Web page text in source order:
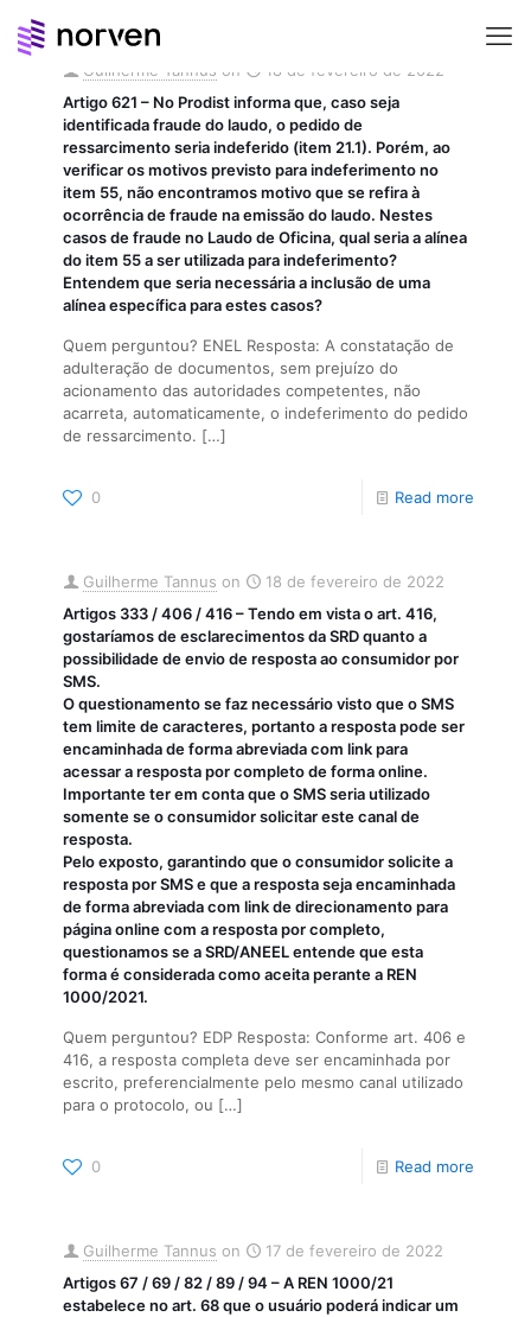
Guilherme Tannus on
18 de fevereiro de 2022
Artigo 621 – No Prodist informa que, caso seja
identificada fraude do laudo, o pedido de
ressarcimento seria indeferido (item 21.1). Porém, ao
verificar os motivos previsto para indeferimento no
item 55, não encontramos motivo que se refira à
ocorrência de fraude na emissão do laudo. Nestes
casos de fraude no Laudo de Oficina, qual seria a alínea
do item 55 a ser utilizada para indeferimento?
Entendem que seria necessária a inclusão de uma
alínea específica para estes casos?
Quem perguntou? ENEL Resposta: A constatação de
adulteração de documentos, sem prejuízo do
acionamento das autoridades competentes, não
acarreta, automaticamente, o indeferimento do pedido
de ressarcimento. […]
0 Read more
Guilherme Tannus on
18 de fevereiro de 2022
Artigos 333 / 406 / 416 – Tendo em vista o art. 416,
gostaríamos de esclarecimentos da SRD quanto a
possibilidade de envio de resposta ao consumidor por
SMS.
O questionamento se faz necessário visto que o SMS
tem limite de caracteres, portanto a resposta pode ser
encaminhada de forma abreviada com link para
acessar a resposta por completo de forma online.
Importante ter em conta que o SMS seria utilizado
somente se o consumidor solicitar este canal de
resposta.
Pelo exposto, garantindo que o consumidor solicite a
resposta por SMS e que a resposta seja encaminhada
de forma abreviada com link de direcionamento para
página online com a resposta por completo,
questionamos se a SRD/ANEEL entende que esta
forma é considerada como aceita perante a REN
1000/2021.
Quem perguntou? EDP Resposta: Conforme art. 406 e
416, a resposta completa deve ser encaminhada por
escrito, preferencialmente pelo mesmo canal utilizado
para o protocolo, ou […]
0 Read more
Guilherme Tannus on
17 de fevereiro de 2022
Artigos 67 / 69 / 82 / 89 / 94 – A REN 1000/21
estabelece no art. 68 que o usuário poderá indicar um